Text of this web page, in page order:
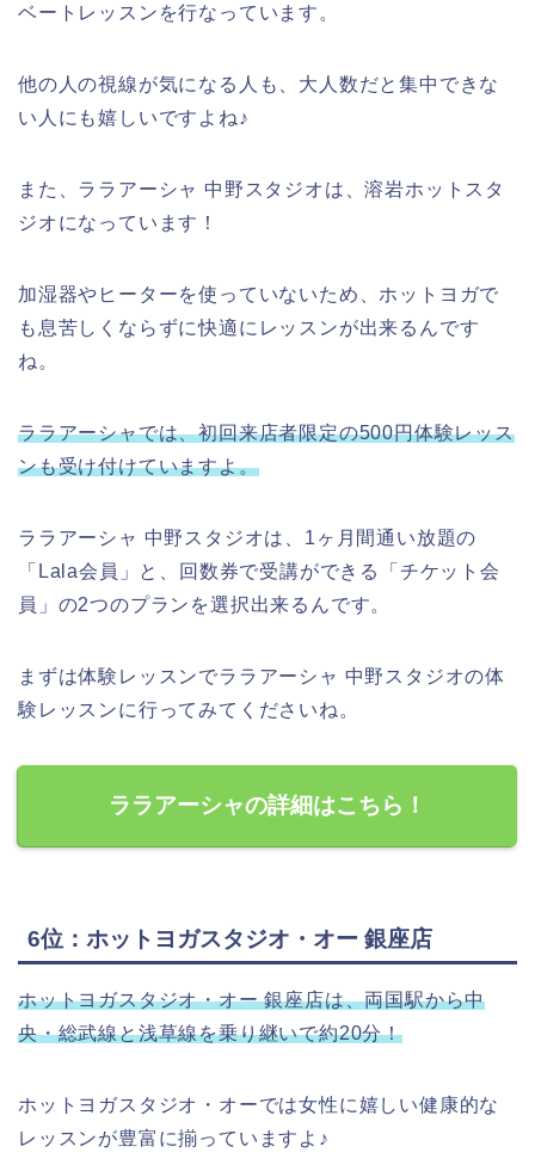
ベートレッスンを行なっています。
他の人の視線が気になる人も、大人数だと集中できな
い人にも嬉しいですよね♪
また、ララアーシャ 中野スタジオは、溶岩ホットスタ
ジオになっています！
加湿器やヒーターを使っていないため、ホットヨガで
も息苦しくならずに快適にレッスンが出来るんです
ね。
ララアーシャでは、初回来店者限定の500円体験レッス
ンも受け付けていますよ。
ララアーシャ 中野スタジオは、1ヶ月間通い放題の
「Lala会員」と、回数券で受講ができる「チケット会
員」の2つのプランを選択出来るんです。
まずは体験レッスンでララアーシャ 中野スタジオの体
験レッスンに行ってみてくださいね。
ララアーシャの詳細はこちら！
6位：ホットヨガスタジオ・オー 銀座店
ホットヨガスタジオ・オー 銀座店は、両国駅から中
央・総武線と浅草線を乗り継いで約20分！
ホットヨガスタジオ・オーでは女性に嬉しい健康的な
レッスンが豊富に揃っていますよ♪